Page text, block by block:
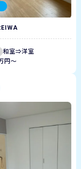
和室⇒洋室
円～